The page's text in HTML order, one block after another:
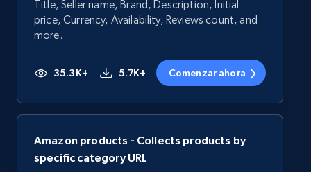
Title, Seller name, Brand, Description, Initial
price, Currency, Availability, Reviews count, and
more.
35.3K+ 5.7K+ Comenzar ahora
Amazon products - Collects products by
specific category URL